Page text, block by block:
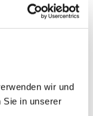
wir und
Sie in unserer
zu den 28
um alle
und bei den